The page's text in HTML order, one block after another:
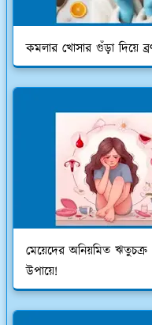
কমলার খোসার গুঁড়া দিয়ে
মেয়েদের অনিয়মিত
উপায়ে!